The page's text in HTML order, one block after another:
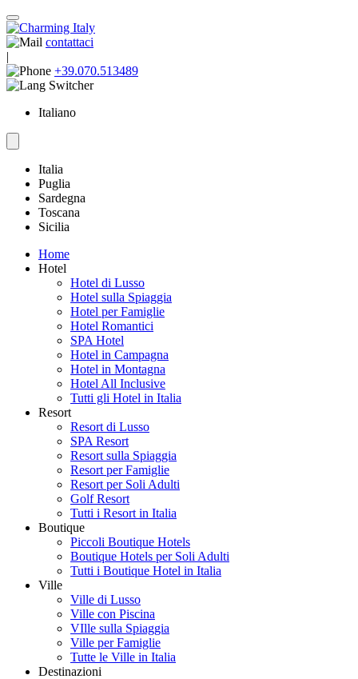
contattaci
|
+39.070.513489
Italiano
Italia
Puglia
Sardegna
Toscana
Sicilia
Home
Hotel
Hotel di Lusso
Hotel sulla Spiaggia
Hotel per Famiglie
Hotel Romantici
SPA Hotel
Hotel in Campagna
Hotel in Montagna
Hotel All Inclusive
Tutti gli Hotel in Italia
Resort
Resort di Lusso
SPA Resort
Resort sulla Spiaggia
Resort per Famiglie
Resort per Soli Adulti
Golf Resort
Tutti i Resort in Italia
Boutique
Piccoli Boutique Hotels
Boutique Hotels per Soli Adulti
Tutti i Boutique Hotel in Italia
Ville
Ville di Lusso
Ville con Piscina
VIlle sulla Spiaggia
Ville per Famiglie
Tutte le Ville in Italia
Destinazioni